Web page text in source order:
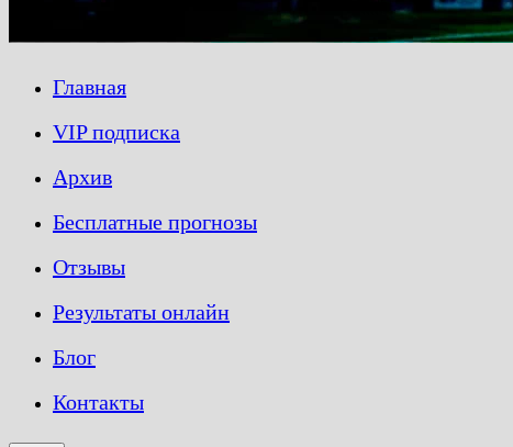
Главная
VIP подписка
Архив
Бесплатные прогнозы
Отзывы
Результаты онлайн
Блог
Контакты